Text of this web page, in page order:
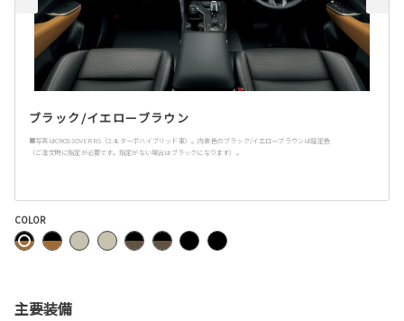
ブラック/イエローブラウン
■写真はCROSSOVER RS（2.4Lターボハイブリッド車）。内装色のブラック/イエローブラウンは設定色
（ご注文時に指定が必要です。指定がない場合はブラックになります）。
COLOR
主要装備